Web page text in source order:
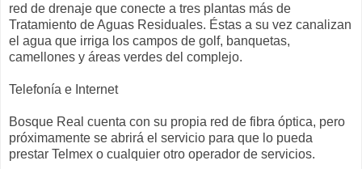
red de drenaje que conecte a tres plantas más de
Tratamiento de Aguas Residuales. Éstas a su vez canalizan
el agua que irriga los campos de golf, banquetas,
camellones y áreas verdes del complejo.
Telefonía e Internet
Bosque Real cuenta con su propia red de fibra óptica, pero
próximamente se abrirá el servicio para que lo pueda
prestar Telmex o cualquier otro operador de servicios.